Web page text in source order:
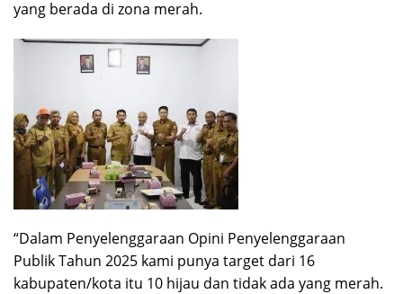
yang berada di zona merah.
“Dalam Penyelenggaraan Opini Penyelenggaraan
Publik Tahun 2025 kami punya target dari 16
kabupaten/kota itu 10 hijau dan tidak ada yang merah.